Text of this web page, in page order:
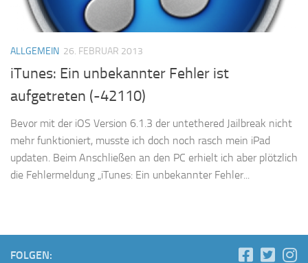
ALLGEMEIN 26. FEBRUAR 2013
iTunes: Ein unbekannter Fehler ist
aufgetreten (-42110)
Bevor mit der iOS Version 6.1.3 der untethered Jailbreak nicht
mehr funktioniert, musste ich doch noch rasch mein iPad
updaten. Beim Anschließen an den PC erhielt ich aber plötzlich
die Fehlermeldung „iTunes: Ein unbekannter Fehler...
FOLGEN: